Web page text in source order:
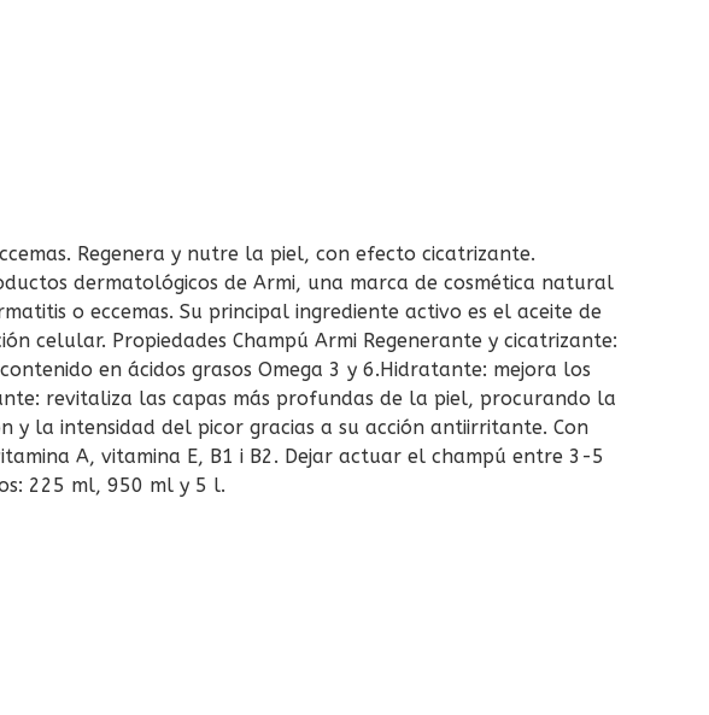
Regenera y nutre la piel, con efecto cicatrizante.
dermatológicos de Armi, una marca de cosmética natural
o eccemas. Su principal ingrediente activo es el aceite de
celular. Propiedades Champú Armi Regenerante y cicatrizante:
en ácidos grasos Omega 3 y 6.Hidratante: mejora los
revitaliza las capas más profundas de la piel, procurando la
la intensidad del picor gracias a su acción antiirritante. Con
A, vitamina E, B1 i B2. Dejar actuar el champú entre 3-5
225 ml, 950 ml y 5 l.